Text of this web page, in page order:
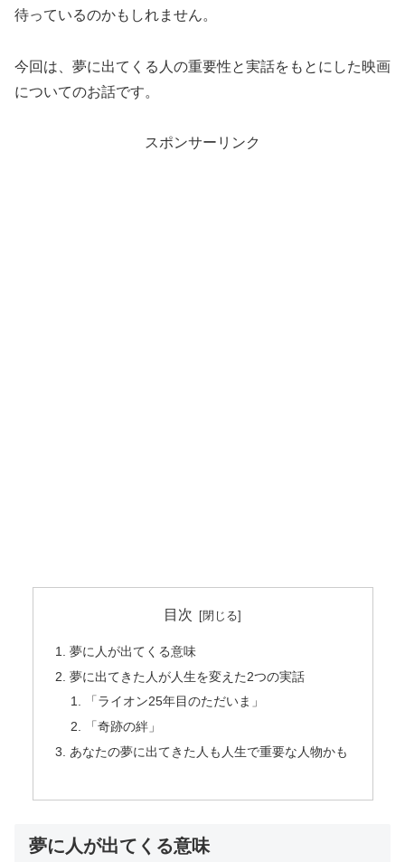
待っているのかもしれません。
今回は、夢に出てくる人の重要性と実話をもとにした映画
についてのお話です。
スポンサーリンク
目次
夢に人が出てくる意味
夢に出てきた人が人生を変えた2つの実話
「ライオン25年目のただいま」
「奇跡の絆」
あなたの夢に出てきた人も人生で重要な人物かも
夢に人が出てくる意味